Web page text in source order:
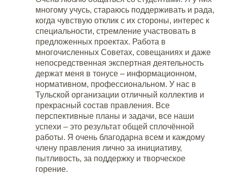
многому учусь, стараюсь поддерживать и рада,
когда чувствую отклик с их стороны, интерес к
специальности, стремление участвовать в
предложенных проектах. Работа в
многочисленных Советах, совещаниях и даже
непосредственная экспертная деятельность
держат меня в тонусе – информационном,
нормативном, профессиональном. У нас в
Тульской организации отличный коллектив и
прекрасный состав правления. Все
перспективные планы и задачи, все наши
успехи – это результат общей сплочённой
работы. Я очень благодарна всем и каждому
члену правления лично за инициативу,
пытливость, за поддержку и творческое
горение.